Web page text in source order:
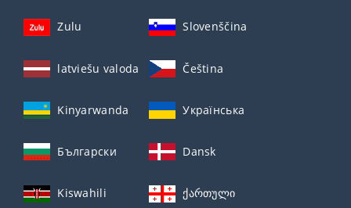
Zulu Slovenščina
latviešu valoda Čeština
Kinyarwanda Українська
Български Dansk
Kiswahili ქართული